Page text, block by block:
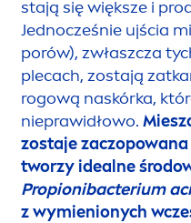
stają się większe i
Jednocześnie ujścia
porów), zwłaszcza
plecach, zostają
rogową naskórka,
nieprawidłowo.
zostaje
tworzy idealne
Propionibacterium
z wymienionych